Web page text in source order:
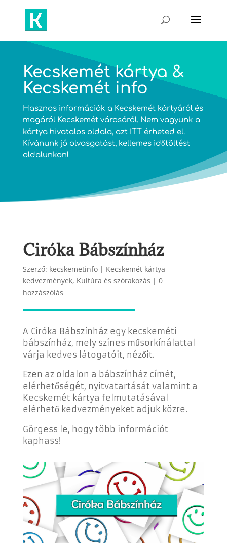
Kecskemét kártya &
Kecskemét info
Hasznos információk a Kecskemét kártyáról és
magáról Kecskemét városáról. Nem vagyunk a
kártya hivatalos oldala, azt ITTérheted el.
Kívánunk jó olvasgatást, kellemes időtöltést
oldalunkon!
Ciróka Bábszínház
Szerző: kecskemetinfo| Kecskemét kártya
kedvezmények, Kultúra és szórakozás | 0
hozzászólás
A Ciróka Bábszínház egy kecskeméti
bábszínház, mely színes műsorkínálattal
várja kedves látogatóit, nézőit.
Ezen az oldalon a bábszínház címét,
elérhetőségét, nyitvatartását valamint a
Kecskemét kártya felmutatásával
elérhető kedvezményeket adjuk közre.
Görgess le, hogy több információt
kaphass!